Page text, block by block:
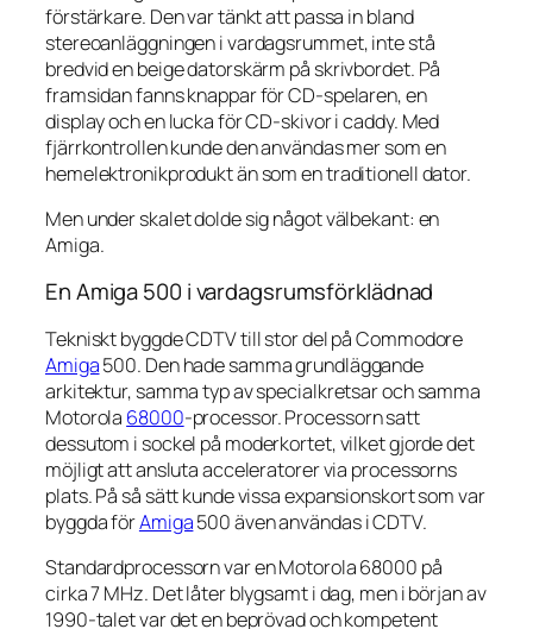
förstärkare. Den var tänkt att passa in bland
stereoanläggningen i vardagsrummet, inte stå
bredvid en beige datorskärm på skrivbordet. På
framsidan fanns knappar för CD-spelaren, en
display och en lucka för CD-skivor i caddy. Med
fjärrkontrollen kunde den användas mer som en
hemelektronikprodukt än som en traditionell dator.
Men under skalet dolde sig något välbekant: en
Amiga.
En Amiga 500 i vardagsrumsförklädnad
Tekniskt byggde CDTV till stor del på Commodore
Amiga500. Den hade samma grundläggande
arkitektur, samma typ av specialkretsar och samma
Motorola 68000-processor. Processorn satt
dessutom i sockel på moderkortet, vilket gjorde det
möjligt att ansluta acceleratorer via processorns
plats. På så sätt kunde vissa expansionskort som var
byggda förAmiga500 även användas i CDTV.
Standardprocessorn var en Motorola 68000 på
cirka 7 MHz. Det låter blygsamt i dag, men i början av
1990-talet var det en beprövad och kompetent